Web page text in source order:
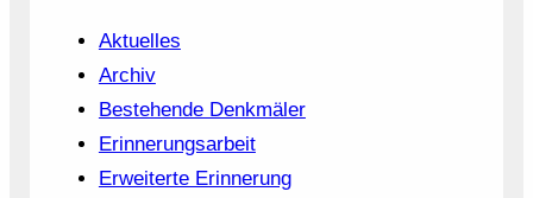
Aktuelles
Archiv
Bestehende Denkmäler
Erinnerungsarbeit
Erweiterte Erinnerung